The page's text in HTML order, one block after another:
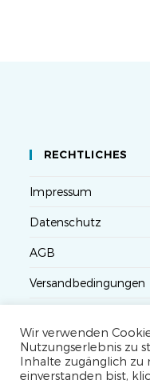
RECHTLICHES
Impressum
Datenschutz
AGB
Versandbedingungen
Seminarteilnahme-
Wir verwenden
Nutzungserlebnis zu
Inhalte zugänglich zu
einverstanden bist,